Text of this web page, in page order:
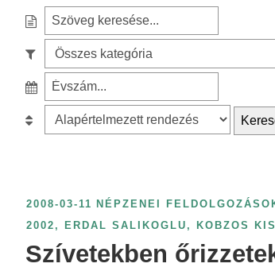
e
c
:
z
é
a
t
g
z
é
v
s
e
r
o
á
2008-03-11 NÉPZENEI
2002 , ERDAL SALIKOGLU , KOBZOS
Szívetekben